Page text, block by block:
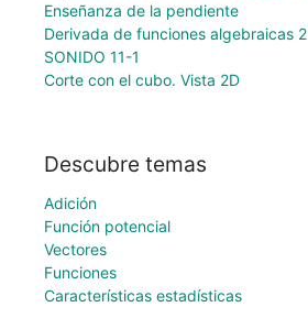
Enseñanza de la pendiente
Derivada de funciones algebraicas 2
SONIDO 11-1
Corte con el cubo. Vista 2D
Descubre temas
Adición
Función potencial
Vectores
Funciones
Características estadísticas